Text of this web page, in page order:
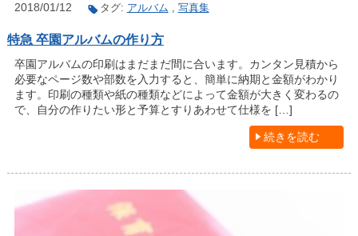
2018/01/12 タグ: アルバム , 写真集
特急 卒園アルバムの作り方
卒園アルバムの印刷はまだまだ間に合います。カンタン見積から
必要なページ数や部数を入力すると、簡単に納期と金額がわかり
ます。印刷の種類や紙の種類などによって金額が大きく変わるの
で、自分の作りたい形と予算とすりあわせて仕様を […]
続きを読む